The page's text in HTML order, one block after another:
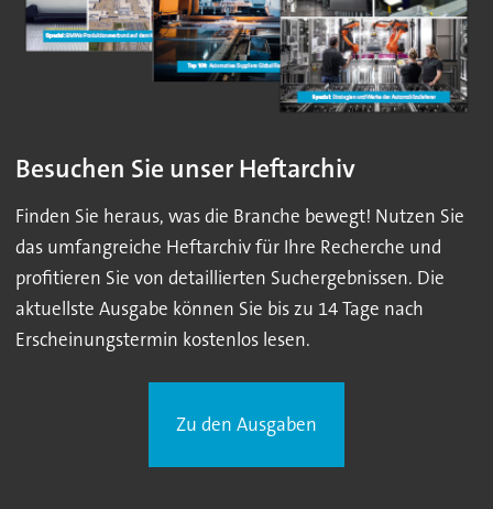
Besuchen Sie unser Heftarchiv
Finden Sie heraus, was die Branche bewegt! Nutzen Sie
das umfangreiche Heftarchiv für Ihre Recherche und
profitieren Sie von detaillierten Suchergebnissen. Die
aktuellste Ausgabe können Sie bis zu 14 Tage nach
Erscheinungstermin kostenlos lesen.
Zu den Ausgaben